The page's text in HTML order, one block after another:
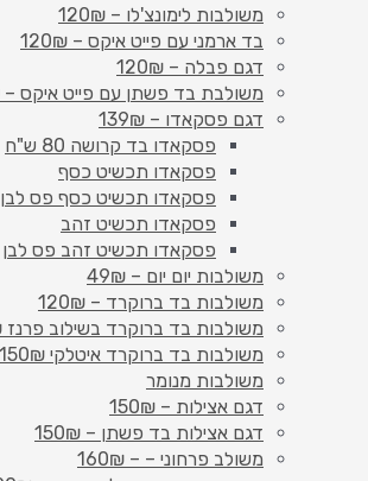
משולבות לימונצ'לו – 120₪
בד ארמני עם פייט איקס – 120₪
דגם פבלה – 120₪
משולבת בד פשתן עם פייט איקס – 120₪
דגם פסקאדו – 139₪
פסקאדו בד קרושה 80 ש"ח
פסקאדו תכשיט כסף
פסקאדו תכשיט כסף פס לבן
פסקאדו תכשיט זהב
פסקאדו תכשיט זהב פס לבן
משולבות יום יום – 49₪
משולבות בד ברוקרד – 120₪
משולבות בד ברוקרד בשילוב פרנז 130₪
משולבות בד ברוקרד איטלקי 150₪
משולבות מנומר
דגם אצילות – 150₪
דגם אצילות בד פשתן – 150₪
משולב פרחוני – – 160₪